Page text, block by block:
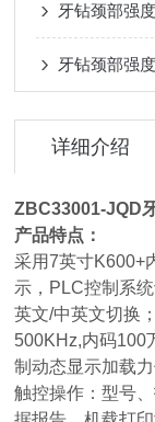
牙钻颈部强
牙钻颈部强
详细介绍
ZBC33001-JQD
产品特点：
采用7英寸K600+
示，PLC控制系
英文/中英文切换
500KHz,内码100
制动态显示加载
触控操作：型号